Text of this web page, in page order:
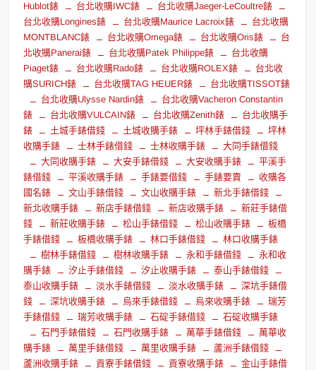
Hublot錶
台北收購IWC錶
台北收購Jaeger-LeCoultre錶
台北收購Longines錶
台北收購Maurice Lacroix錶
台北收購
MONTBLANC錶
台北收購Omega錶 台北收購Oris錶
台
北收購Panerai錶
台北收購Patek Philippe錶
台北收購
Piaget錶
台北收購Rado錶 台北收購ROLEX錶
台北收
購SURICH錶
台北收購TAG HEUER錶
台北收購TISSOT錶
台北收購Ulysse Nardin錶
台北收購Vacheron Constantin
錶
台北收購VULCAIN錶 台北收購Zenith錶
台北收購手
錶
土城手錶借錢 土城收購手錶 坪林手錶借錢
坪林
收購手錶
士林手錶借錢 士林收購手錶
大同手錶借錢
大同收購手錶
大安手錶借錢 大安收購手錶
平溪手
錶借錢
平溪收購手錶 手錶要借錢 手錶要賣
收購各
國名錶
文山手錶借錢 文山收購手錶
新北手錶借錢
新北收購手錶
新店手錶借錢 新店收購手錶
新莊手錶借
錢
新莊收購手錶 松山手錶借錢 松山收購手錶
板橋
手錶借錢
板橋收購手錶 林口手錶借錢
林口收購手錶
樹林手錶借錢
樹林收購手錶 永和手錶借錢
永和收
購手錶
汐止手錶借錢 汐止收購手錶
泰山手錶借錢
泰山收購手錶
淡水手錶借錢 淡水收購手錶
深坑手錶借
錢
深坑收購手錶 烏來手錶借錢 烏來收購手錶
瑞芳
手錶借錢
瑞芳收購手錶 石碇手錶借錢
石碇收購手錶
石門手錶借錢
石門收購手錶 萬華手錶借錢
萬華收
購手錶
萬里手錶借錢 萬里收購手錶
蘆洲手錶借錢
蘆洲收購手錶
貢寮手錶借錢 貢寮收購手錶
金山手錶借